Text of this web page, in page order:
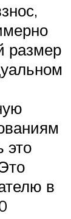
размер
это
в